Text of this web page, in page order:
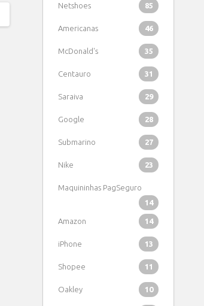
Netshoes 85
Americanas 46
McDonald's 35
Centauro 31
Saraiva 29
Google 28
Submarino 27
Nike 23
Maquininhas PagSeguro
14
Amazon 14
iPhone 13
Shopee 11
Oakley 10